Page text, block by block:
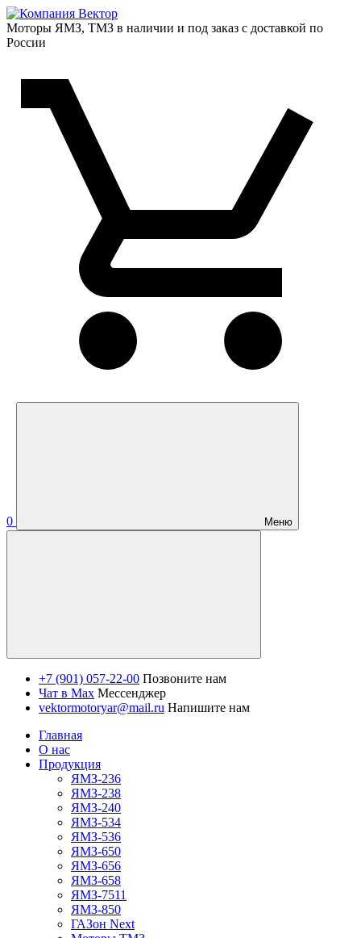
Моторы ЯМЗ, ТМЗ в наличии и под заказ с доставкой по
России
0 Меню
+7 (901) 057-22-00 Позвоните нам
Чат в Max Мессенджер
vektormotoryar@mail.ru Напишите нам
Главная
О нас
Продукция
ЯМЗ-236
ЯМЗ-238
ЯМЗ-240
ЯМЗ-534
ЯМЗ-536
ЯМЗ-650
ЯМЗ-656
ЯМЗ-658
ЯМЗ-7511
ЯМЗ-850
ГАЗон Next